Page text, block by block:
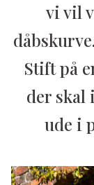
vi vil
Stift på
der skal
ude i